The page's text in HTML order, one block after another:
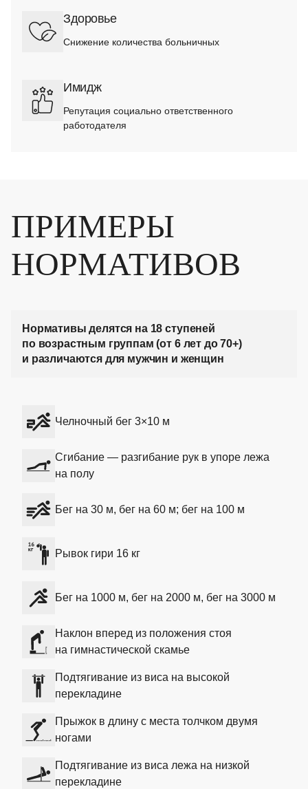
Здоровье
Снижение количества больничных
Имидж
Репутация социально ответственного
работодателя
ПРИМЕРЫ
НОРМАТИВОВ
Нормативы делятся на 18 ступеней
по возрастным группам (от 6 лет до 70+)
и различаются для мужчин и женщин
Челночный бег 3×10 м
Сгибание — разгибание рук в упоре лежа
на полу
Бег на 30 м, бег на 60 м; бег на 100 м
Рывок гири 16 кг
Бег на 1000 м, бег на 2000 м, бег на 3000 м
Наклон вперед из положения стоя
на гимнастической скамье
Подтягивание из виса на высокой
перекладине
Прыжок в длину с места толчком двумя
ногами
Подтягивание из виса лежа на низкой
перекладине